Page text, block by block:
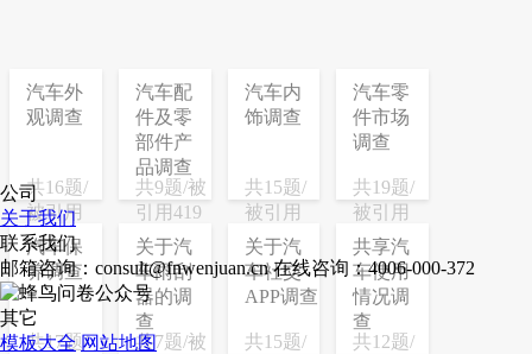
汽车外
观调查
共16题/
被引用
150次
汽车配
件及零
部件产
品调查
共9题/被
引用419
次
汽车内
饰调查
共15题/
被引用
647次
汽车零
件市场
调查
共19题/
被引用
599次
汽车保
养调查
共17题/
关于汽
车雨刮
器的调
查
共7题/被
关于汽
车社交
APP调查
共15题/
共享汽
车使用
情况调
查
共12题/
公司
关于我们
联系我们
邮箱咨询：consult@fnwenjuan.cn 在线咨询：4006-000-372
其它
模板大全 网站地图